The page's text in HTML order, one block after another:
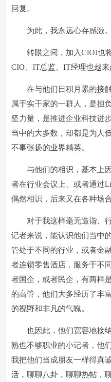
回复。
为此，我永远心存感激。
转眼之间，加入CIOI也
CIO、IT总监、IT经理也越来
在与他们日积月累的接
属于实干家的一群人，是担
坚力量，是推进企业科技进
当中的大多数，却都是为人
不事张扬的业界精英。
与他们的相识，基本上
者在行业会议上、或者通过
偶然相识，后来又在各种场
对于我这样毫无造诣、
记者来说，能认识他们当中
管处于不同的行业，或者金
者连锁零售酒店，服务于不
者国企，或者民企，有两样
的高管，他们大多经历了丰
的视野和非凡的气魄。
也因此，他们宽容地接
熟也不够职业的小记者，他
我把他们当成朋友一样得真
活，聊聊八卦，聊聊热帖，